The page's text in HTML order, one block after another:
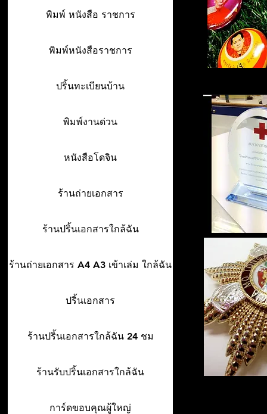
พิมพ์ หนังสือ ราชการ
พิมพ์หนังสือราชการ
ปริ้นทะเบียนบ้าน
พิมพ์งานด่วน
หนังสือโดจิน
ร้านถ่ายเอกสาร
ร้านปริ้นเอกสารใกล้ฉัน
ร้านถ่ายเอกสาร A4 A3 เข้าเล่ม ใกล้ฉัน
ปริ้นเอกสาร
ร้านปริ้นเอกสารใกล้ฉัน 24 ชม
ร้านรับปริ้นเอกสารใกล้ฉัน
การ์ดขอบคุณผู้ใหญ่